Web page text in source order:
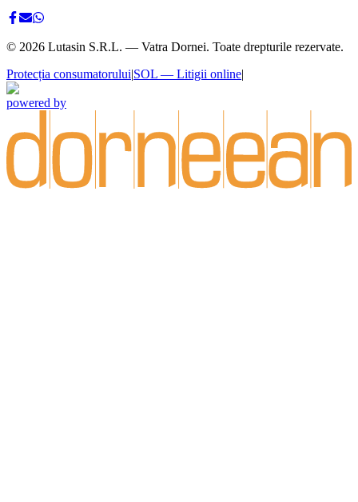
© 2026 Lutasin S.R.L. — Vatra Dornei. Toate drepturile rezervate.
Protecția consumatorului|SOL — Litigii online|
powered by